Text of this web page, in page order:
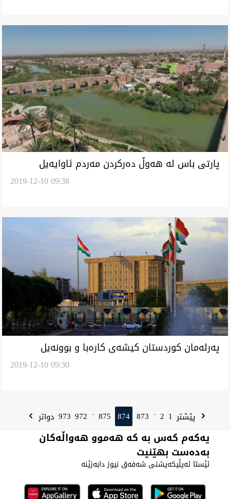
پارتى باس له‌ هه‌وڵ ده‌ركردن مه‌ردم ئاوايه‌يل
2019-12-10 09:38
په‌رله‌مان كوردستان كيشه‌ى كاره‌با و بوونه‌يل
2019-12-10 09:30
پێشتر 1
2
...
873
874
875
...
972
973 دواتر
یەکەم کەس بە کە هەموو هەواڵەکان
بەدەست بهێنیت
ئێستا ئەپڵیکەیشنی شەفەق نیوز دابەزێنە